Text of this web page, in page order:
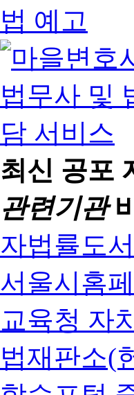
최신 공포
관련기관
자법률도
서울시홈
교육청 자
법재판소(